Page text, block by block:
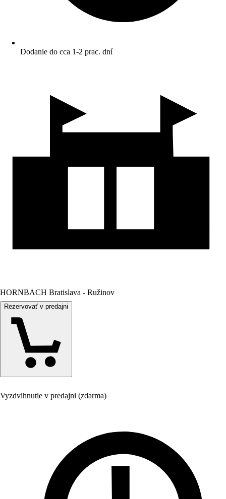
Dodanie do cca 1-2 prac. dní
HORNBACH Bratislava - Ružinov
Rezervovať v predajni
Vyzdvihnutie v predajni (zdarma)